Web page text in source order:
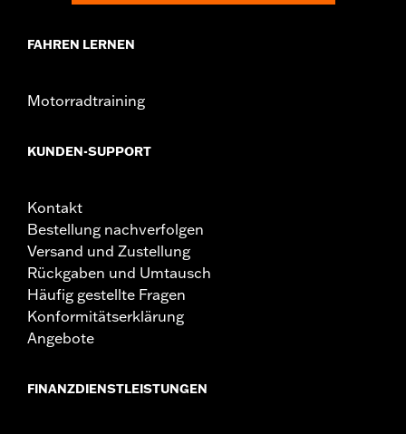
FAHREN LERNEN
Motorradtraining
KUNDEN-SUPPORT
Kontakt
Bestellung nachverfolgen
Versand und Zustellung
Rückgaben und Umtausch
Häufig gestellte Fragen
Konformitätserklärung
Angebote
FINANZDIENSTLEISTUNGEN